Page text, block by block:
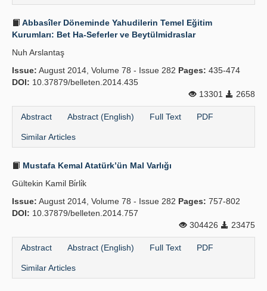
Abbasîler Döneminde Yahudilerin Temel Eğitim
Kurumları: Bet Ha-Seferler ve Beytülmidraslar
Nuh Arslantaş
Issue: August 2014, Volume 78 - Issue 282 Pages: 435-474
DOI: 10.37879/belleten.2014.435
13301
2658
Abstract Abstract (English) Full Text PDF
Similar Articles
Mustafa Kemal Atatürk’ün Mal Varlığı
Gültekin Kamil Bi̇rli̇k
Issue: August 2014, Volume 78 - Issue 282 Pages: 757-802
DOI: 10.37879/belleten.2014.757
304426
23475
Abstract Abstract (English) Full Text PDF
Similar Articles